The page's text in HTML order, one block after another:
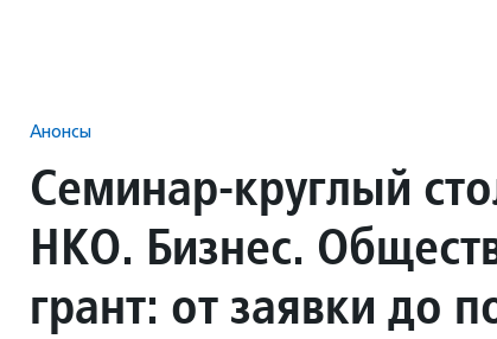
Анонсы
Семинар-круглый
НКО. Бизнес.
грант: от заявки до